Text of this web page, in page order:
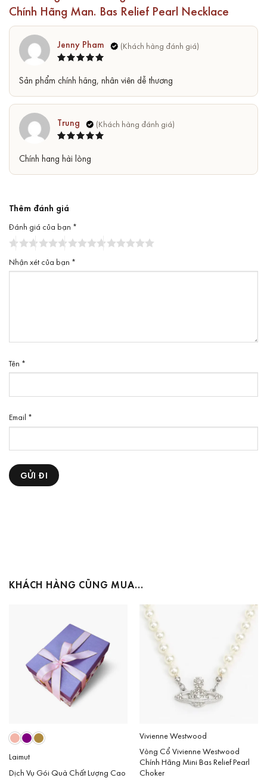
Chính Hãng Man. Bas Relief Pearl Necklace
hạng55
Jenny Pham
Sản phẩm chính hãng, nhân viên dễ thương
hạng55
sao
Trung
Chính hang hài lòng
Thêm đánh giá
Đánh giá của bạn *
Nhận xét của bạn *
Tên *
Email *
KHÁCH HÀNG CŨNG MUA…
Laimut
Dịch Vụ Gói Quà Chất Lượng Cao
Vivienne Westwood
Vòng Cổ Vivienne Westwood
Chính Hãng Mini Bas Relief Pearl
Choker